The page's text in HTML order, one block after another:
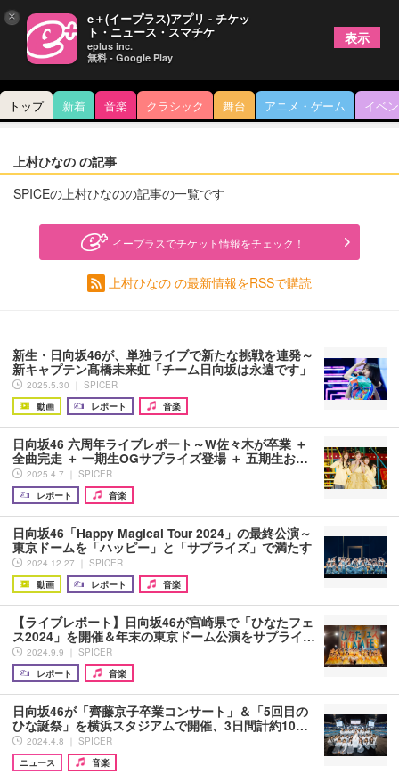
トップ 新着 音楽 クラシック 舞台 アニメ・ゲーム イベ
上村ひなの の記事
SPICEの上村ひなのの記事の一覧です
イープラスでチケット情報をチェック！
上村ひなの の最新情報をRSSで購読
新生・日向坂46が、単独ライブで新たな挑戦を連発～
新キャプテン髙橋未来虹「チーム日向坂は永遠です」
2025.5.30 ｜ SPICER
動画
レポート 音楽
日向坂46 六周年ライブレポート～W佐々木が卒業 ＋
全曲完走 ＋ 一期生OGサプライズ登場 ＋ 五期生お…
2025.4.7 ｜ SPICER
レポート
音楽
日向坂46「Happy Magical Tour 2024」の最終公演～
東京ドームを「ハッピー」と「サプライズ」で満たす
2024.12.27 ｜ SPICER
動画
レポート 音楽
【ライブレポート】日向坂46が宮崎県で「ひなたフェ
ス2024」を開催＆年末の東京ドーム公演をサプライ…
2024.9.9 ｜ SPICER
レポート
音楽
日向坂46が「齊藤京子卒業コンサート」＆「5回目の
ひな誕祭」を横浜スタジアムで開催、3日間計約10…
2024.4.8 ｜ SPICER
ニュース
音楽
× e＋(イープラス)アプリ - チケッ
ト・ニュース・スマチケ
eplus inc.
無料 - Google Play
表示